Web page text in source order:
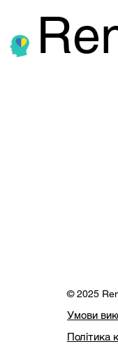
© 2025
Умови
Політика